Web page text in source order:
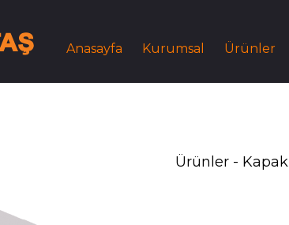
Anasayfa Kurumsal Ürünler
Ürünler Kapak